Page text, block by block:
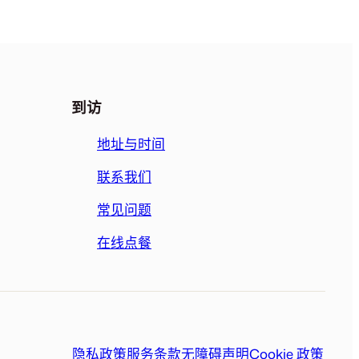
到访
地址与时间
联系我们
常见问题
在线点餐
隐私政策服务条款无障碍声明Cookie 政策